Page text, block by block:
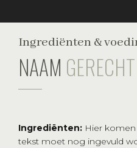
Ingrediënten &
NAAM GERECHT
Ingrediënten: Hier
tekst moet nog ingevuld